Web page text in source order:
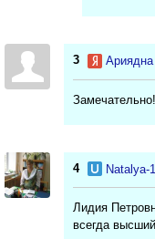
3 Ариядна
4 Natalya-
Лидия
всегда